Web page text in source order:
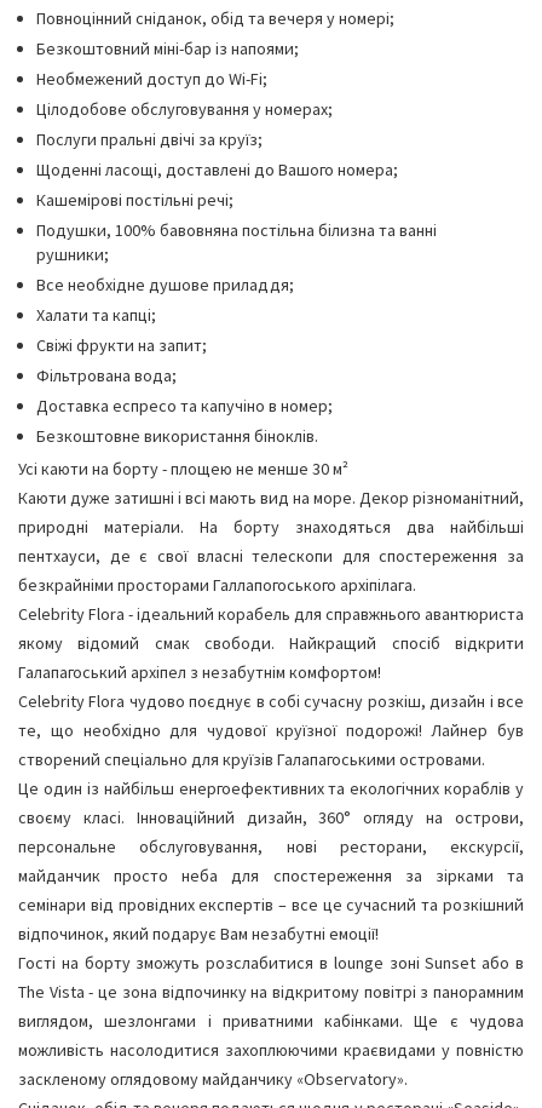
Повноцінний сніданок, обід та вечеря у номері;
Безкоштовний міні-бар із напоями;
Необмежений доступ до Wi-Fi;
Цілодобове обслуговування у номерах;
Послуги пральні двічі за круїз;
Щоденні ласощі, доставлені до Вашого номера;
Кашемірові постільні речі;
Подушки, 100% бавовняна постільна білизна та ванні
рушники;
Все необхідне душове приладдя;
Халати та капці;
Свіжі фрукти на запит;
Фільтрована вода;
Доставка еспресо та капучіно в номер;
Безкоштовне використання біноклів.
Усі каюти на борту - площею не менше 30 м²
Каюти дуже затишні і всі мають вид на море. Декор різноманітний,
природні матеріали. На борту знаходяться два найбільші
пентхауси, де є свої власні телескопи для спостереження за
безкрайніми просторами Галлапогоського архіпілага.
Celebrity Flora - ідеальний корабель для справжнього авантюриста
якому відомий смак свободи. Найкращий спосіб відкрити
Галапагоський архіпел з незабутнім комфортом!
Celebrity Flora чудово поєднує в собі сучасну розкіш, дизайн і все
те, що необхідно для чудової круїзної подорожі! Лайнер був
створений спеціально для круїзів Галапагоськими островами.
Це один із найбільш енергоефективних та екологічних кораблів у
своєму класі. Інноваційний дизайн, 360° огляду на острови,
персональне обслуговування, нові ресторани, екскурсії,
майданчик просто неба для спостереження за зірками та
семінари від провідних експертів – все це сучасний та розкішний
відпочинок, який подарує Вам незабутні емоції!
Гості на борту зможуть розслабитися в lounge зоні Sunset або в
The Vista - це зона відпочинку на відкритому повітрі з панорамним
виглядом, шезлонгами і приватними кабінками. Ще є чудова
можливість насолодитися захоплюючими краєвидами у повністю
заскленому оглядовому майданчику «Observatory».